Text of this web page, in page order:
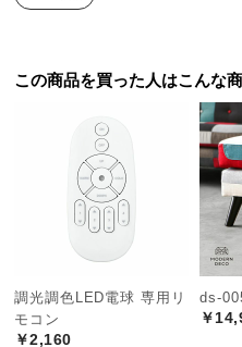
設
ー
搬
入
経
この商品を買った人はこんな
調光調色LED電球 専用リ
モコン
￥2,160
ds-
￥